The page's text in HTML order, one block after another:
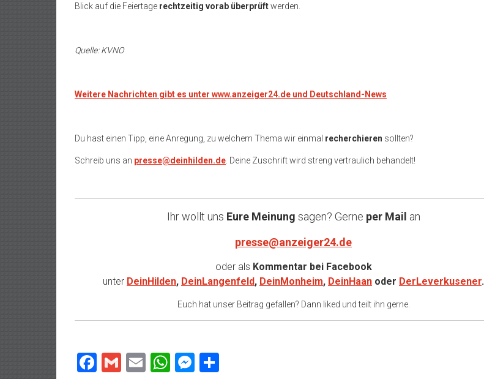
Blick auf die Feiertage rechtzeitig vorab überprüftwerden.
Quelle: KVNO
Weitere Nachrichten gibt es unter www.anzeiger24.de und Deutschland-News
Du hast einen Tipp, eine Anregung, zu welchem Thema wir einmal recherchieren sollten?
Schreib uns an presse@deinhilden.de . Deine Zuschrift wird streng vertraulich behandelt!
Ihr wollt uns Eure Meinung sagen? Gerne per Mail an
presse@anzeiger24.de
oder als Kommentar bei Facebook
unter DeinHilden, DeinLangenfeld, DeinMonheim, DeinHaan oder DerLeverkusener.
Euch hat unser Beitrag gefallen? Dann liked und teilt ihn gerne.
Facebook
GmailEmailWhatsApp
Messenger